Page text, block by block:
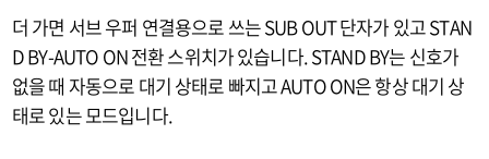
더 가면 서브 우퍼 연결용으로 쓰는 SUB OUT 단자가 있고 STAN
D BY-AUTO ON 전환 스위치가 있습니다. STAND BY는 신호가
없을 때 자동으로 대기 상태로 빠지고 AUTO ON은 항상 대기 상
태로 있는 모드입니다.